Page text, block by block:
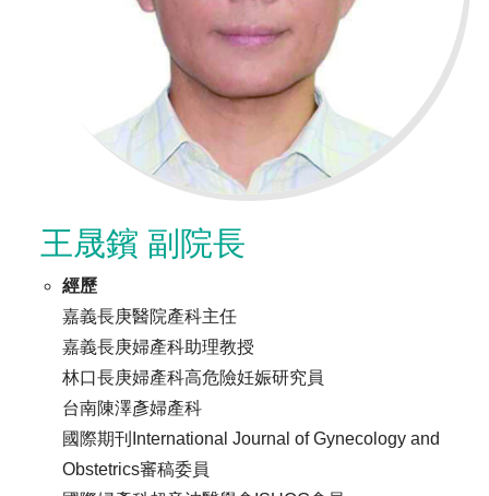
王晟鑌 副院長
經歷
嘉義長庚醫院產科主任
嘉義長庚婦產科助理教授
林口長庚婦產科高危險妊娠研究員
台南陳澤彥婦產科
國際期刊International Journal of Gynecology and
Obstetrics審稿委員